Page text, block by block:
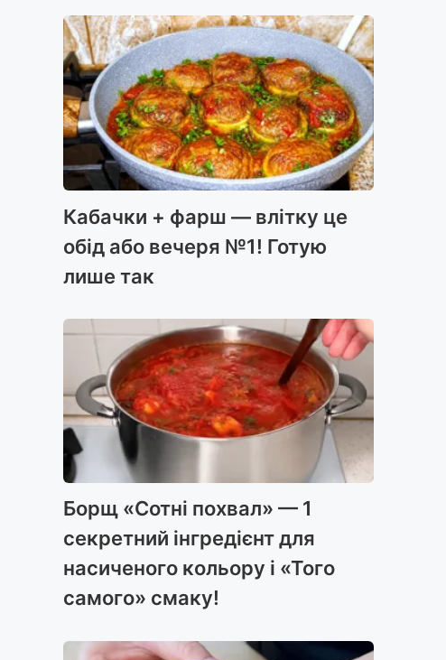
Кабачки + фарш — влітку це
обід або вечеря №1! Готую
лише так
Борщ «Сотні похвал» — 1
секретний інгредієнт для
насиченого кольору і «Того
самого» смаку!